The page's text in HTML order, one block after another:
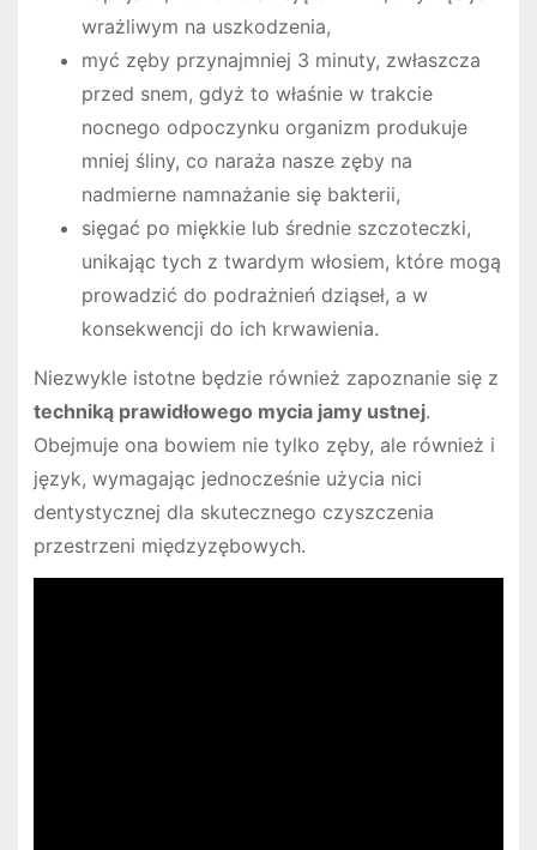
wrażliwym na uszkodzenia,
myć zęby przynajmniej 3 minuty, zwłaszcza
przed snem, gdyż to właśnie w trakcie
nocnego odpoczynku organizm produkuje
mniej śliny, co naraża nasze zęby na
nadmierne namnażanie się bakterii,
sięgać po miękkie lub średnie szczoteczki,
unikając tych z twardym włosiem, które mogą
prowadzić do podrażnień dziąseł, a w
konsekwencji do ich krwawienia.
Niezwykle istotne będzie również zapoznanie się z
techniką prawidłowego mycia jamy ustnej.
Obejmuje ona bowiem nie tylko zęby, ale również i
język, wymagając jednocześnie użycia nici
dentystycznej dla skutecznego czyszczenia
przestrzeni międzyzębowych.